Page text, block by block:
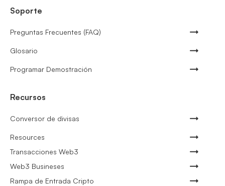
Soporte
Preguntas Frecuentes (FAQ)
Glosario
Programar Demostración
Recursos
Conversor de divisas
Resources
Transacciones Web3
Web3 Busineses
Rampa de Entrada Cripto